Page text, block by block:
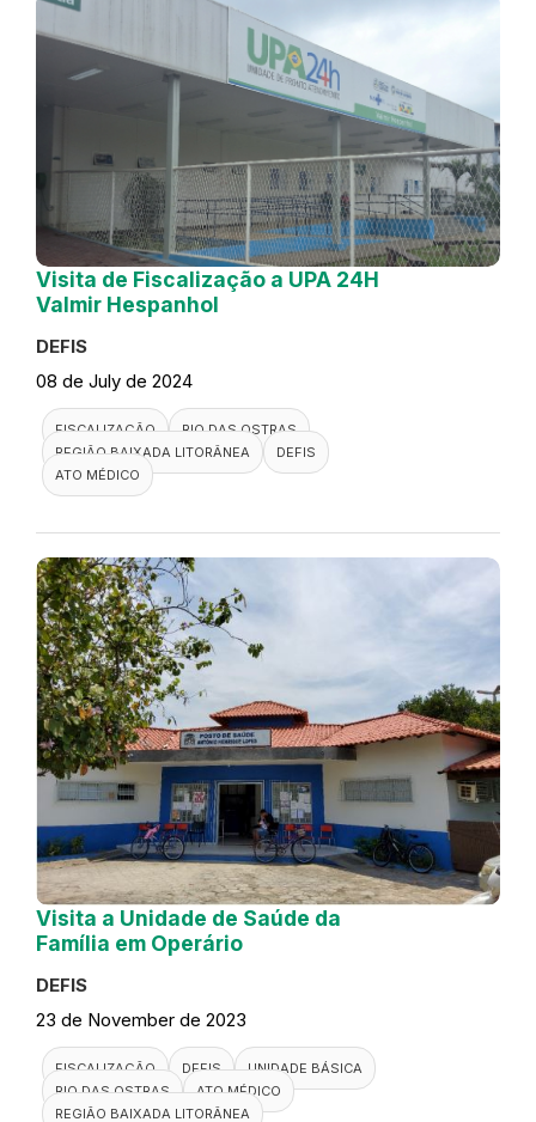
Visita de Fiscalização a UPA 24H
Valmir Hespanhol
DEFIS
08 de July de 2024
FISCALIZAÇÃO
RIO DAS OSTRAS
REGIÃO BAIXADA LITORÂNEA
DEFIS
ATO MÉDICO
Visita a Unidade de Saúde da
Família em Operário
DEFIS
23 de November de 2023
FISCALIZAÇÃO DEFIS
UNIDADE BÁSICA
RIO DAS OSTRAS
ATO MÉDICO
REGIÃO BAIXADA LITORÂNEA